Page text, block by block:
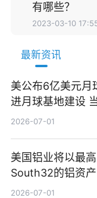
有哪些？
2023-03-10
最新资讯
美公布6亿美元月
进月球基地建设
2026-07-01
美国铝业将以最
South32的铝资产
2026-07-01